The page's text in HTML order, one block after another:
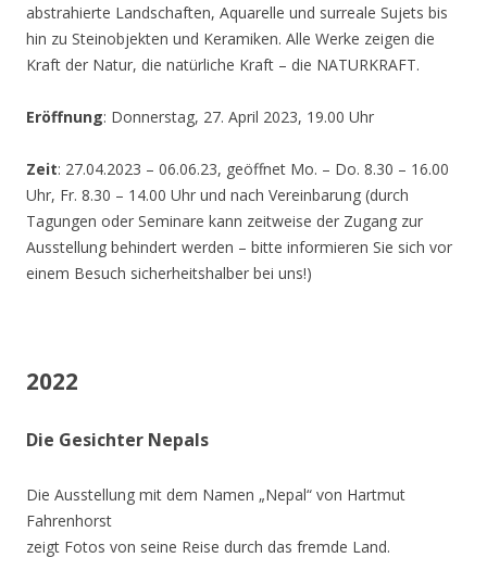
abstrahierte Landschaften, Aquarelle und surreale Sujets bis
hin zu Steinobjekten und Keramiken. Alle Werke zeigen die
Kraft der Natur, die natürliche Kraft – die NATURKRAFT.
Eröffnung: Donnerstag, 27. April 2023, 19.00 Uhr
Zeit: 27.04.2023 – 06.06.23, geöffnet Mo. – Do. 8.30 – 16.00
Uhr, Fr. 8.30 – 14.00 Uhr und nach Vereinbarung (durch
Tagungen oder Seminare kann zeitweise der Zugang zur
Ausstellung behindert werden – bitte informieren Sie sich vor
einem Besuch sicherheitshalber bei uns!)
2022
Die Gesichter Nepals
Die Ausstellung mit dem Namen „Nepal“ von Hartmut
Fahrenhorst
zeigt Fotos von seine Reise durch das fremde Land.